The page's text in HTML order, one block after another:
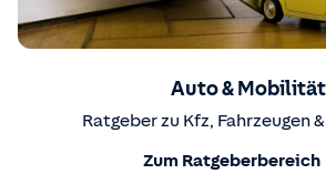
Auto & Mobilität
Ratgeber zu Kfz, Fahrzeugen
Zum Ratgeberbereich